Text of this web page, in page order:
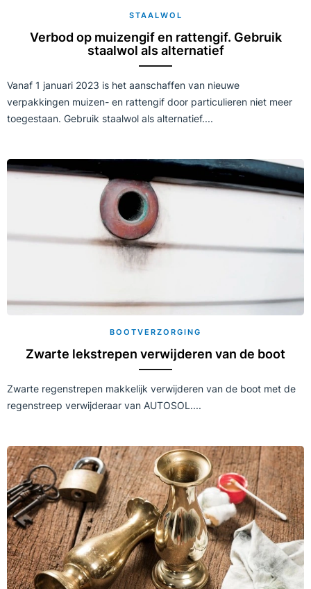
STAALWOL
Verbod op muizengif en rattengif. Gebruik
staalwol als alternatief
Vanaf 1 januari 2023 is het aanschaffen van nieuwe
verpakkingen muizen- en rattengif door particulieren niet meer
toegestaan. Gebruik staalwol als alternatief....
BOOTVERZORGING
Zwarte lekstrepen verwijderen van de boot
Zwarte regenstrepen makkelijk verwijderen van de boot met de
regenstreep verwijderaar van AUTOSOL....